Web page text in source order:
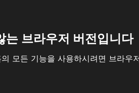
는 브라우저 버전입니다
모든 기능을 사용하시려면 브라우